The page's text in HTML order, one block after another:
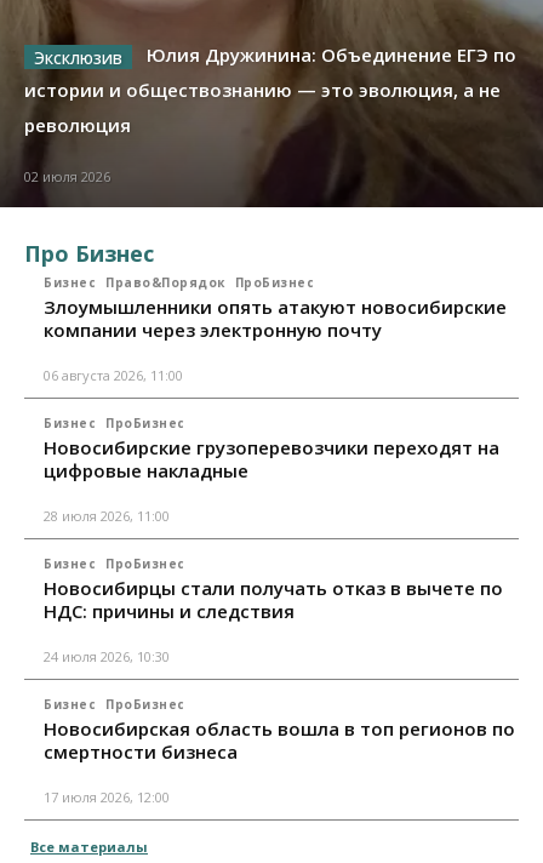
Юлия Дружинина: Объединение ЕГЭ по
истории и обществознанию — это эволюция, а не
революция
02 июля 2026
Про Бизнес
Бизнес Право&Порядок ПроБизнес
Злоумышленники опять атакуют новосибирские
компании через электронную почту
06 августа 2026, 11:00
Бизнес ПроБизнес
Новосибирские грузоперевозчики переходят на
цифровые накладные
28 июля 2026, 11:00
Бизнес ПроБизнес
Новосибирцы стали получать отказ в вычете по
НДС: причины и следствия
24 июля 2026, 10:30
Бизнес ПроБизнес
Новосибирская область вошла в топ регионов по
смертности бизнеса
17 июля 2026, 12:00
Все материалы